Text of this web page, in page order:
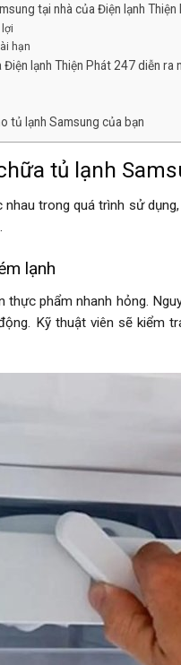
tại nhà của Điện lạnh
hạn
lạnh Thiện Phát 247 diễn ra
tủ lạnh Samsung của bạn
tủ lạnh
trong quá trình sử
lạnh
phẩm nhanh hỏng.
Kỹ thuật viên sẽ kiểm